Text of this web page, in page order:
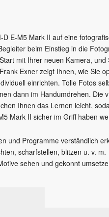
E-M5 Mark II auf eine
beim Einstieg in die
mit Ihrer neuen Kamera, und
Exner zeigt Ihnen, wie Sie
einrichten. Tolle Fotos
dann im Handumdrehen. Die
Ihnen das Lernen leicht,
Mark II sicher im Griff haben
und Programme verständlich
scharfstellen, blitzen u. v. m.
sehen und gekonnt